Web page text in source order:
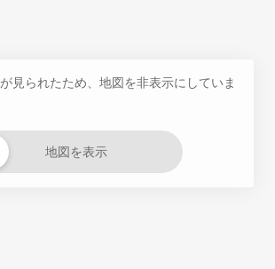
見られたため、地図を非表示にしていま
地図を表示